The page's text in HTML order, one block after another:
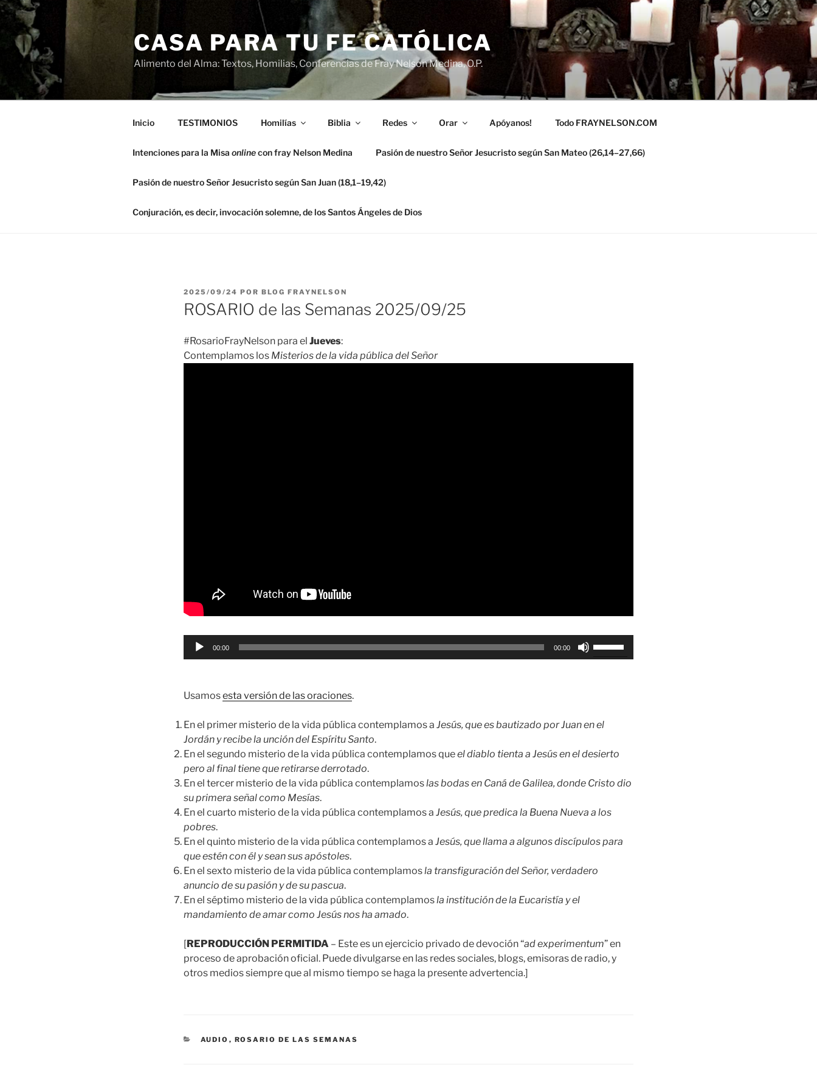
Saltar
contenido
CASA PARA TU FE CATÓLICA
Alimento del Alma: Textos, Homilias, Conferencias de Fray Nelson Medina, O.P.
Inicio TESTIMONIOS Homilías Biblia Redes Orar Apóyanos! Todo FRAYNELSON.COM
Intenciones para la Misa onlinecon fray Nelson Medina Pasión de nuestro Señor Jesucristo según San Mateo (26,14–27,66)
Pasión de nuestro Señor Jesucristo según San Juan (18,1–19,42)
Conjuración, es decir, invocación solemne, de los Santos Ángeles de Dios
PUBLICADO
EL
2025/09/24 POR BLOG FRAYNELSON
ROSARIO de las Semanas 2025/09/25
#RosarioFrayNelson para el Jueves:
Contemplamos los Misterios de la vida pública del Señor
Reproductor
00:00 00:00
para
o
el
Usamosesta versión de las oraciones.
En el primer misterio de la vida pública contemplamos a Jesús, que es bautizado por Juan en el
Jordán y recibe la unción del Espíritu Santo.
En el segundo misterio de la vida pública contemplamos queel diablo tienta a Jesús en el desierto
pero al final tiene que retirarse derrotado.
En el tercer misterio de la vida pública contemplamoslas bodas en Caná de Galilea, donde Cristo dio
su primera señal como Mesías.
En el cuarto misterio de la vida pública contemplamos a Jesús, que predica la Buena Nueva a los
pobres.
En el quinto misterio de la vida pública contemplamos a Jesús, que llama a algunos discípulos para
que estén con él y sean sus apóstoles.
En el sexto misterio de la vida pública contemplamosla transfiguración del Señor, verdadero
anuncio de su pasión y de su pascua.
En el séptimo misterio de la vida pública contemplamosla institución de la Eucaristía y el
mandamiento de amar como Jesús nos ha amado.
[REPRODUCCIÓN PERMITIDA – Este es un ejercicio privado de devoción “ad experimentum” en
proceso de aprobación oficial. Puede divulgarse en las redes sociales, blogs, emisoras de radio, y
otros medios siempre que al mismo tiempo se haga la presente advertencia.]
CATEGORÍAS
AUDIO , ROSARIO DE LAS SEMANAS